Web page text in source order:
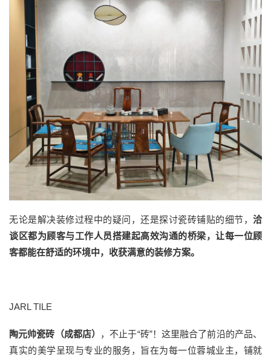
无论是解决装修过程中的疑问，还是探讨瓷砖铺贴的细节， 洽
谈区都为顾客与工作人员搭建起高效沟通的桥梁，让每一位顾
客都能在舒适的环境中，收获满意的装修方案。
JARL TILE
陶元帅瓷砖（成都店）
，不止于“砖”！这里融合了前沿的产品、
真实的美学呈现与专业的服务，旨在为每一位蓉城业主，铺就